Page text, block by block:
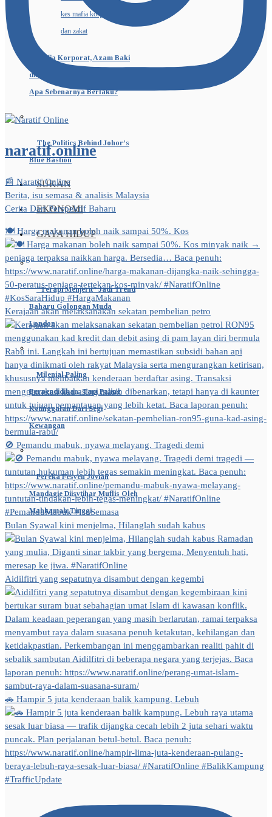
Mafia Korporat, Azam Baki
dan RM230 Juta Wang Zakat:
Apa Sebenarnya Berlaku?
The Politics Behind Johor’s
Blue Bastion
SUKAN
EKONOMI
GAYA HIDUP
“Terapi Menjerit” Jadi Trend
Baharu Golongan Muda
London
Milenial Paling
Berpendidikan, Tapi Paling
Ketinggalan Dari Segi
Kewangan
Pereka Fesyen Jovian
Mandagie Diisytihar Muflis Oleh
Mahkamah Tinggi
naratif.online
📰 Naratif Online
Berita, isu semasa & analisis Malaysia
Cerita Dari Perspektif Baharu
🍽️ Harga makanan boleh naik sampai 50%. Kos
Kerajaan akan melaksanakan sekatan pembelian petro
🚫 Pemandu mabuk, nyawa melayang. Tragedi demi
Bulan Syawal kini menjelma, Hilanglah sudah kabus
Aidilfitri yang sepatutnya disambut dengan kegembi
🚗 Hampir 5 juta kenderaan balik kampung. Lebuh